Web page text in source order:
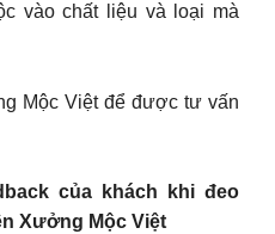
vào chất liệu và loại mà
Mộc Việt để được tư vấn
của khách khi đeo
Xưởng Mộc Việt